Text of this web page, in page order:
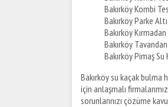
Bakırköy Kombi
Bakırköy Parke
Bakırköy
Bakırköy
Bakırköy Pimaş
Bakırköy su kaçak
için anlaşmalı
sorunlarınızı çözüme